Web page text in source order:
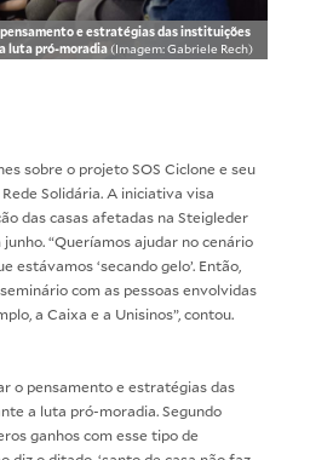
e estratégias das instituições
luta pró-moradia(Imagem: Gabriele Rech)
sobre o projeto SOS Ciclone e seu
Solidária. A iniciativa visa
das casas afetadas na Steigleder
“Queríamos ajudar no cenário
estávamos ‘secando gelo’. Então,
com as pessoas envolvidas
a Caixa e a Unisinos”, contou.
o pensamento e estratégias das
a luta pró-moradia. Segundo
ganhos com esse tipo de